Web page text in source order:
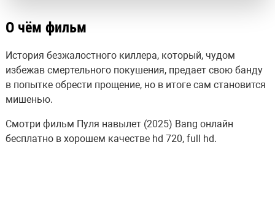
О чём фильм
История безжалостного киллера, который, чудом
избежав смертельного покушения, предает свою банду
в попытке обрести прощение, но в итоге сам становится
мишенью.
Смотри фильм Пуля навылет (2025) Bang онлайн
бесплатно в хорошем качестве hd 720, full hd.